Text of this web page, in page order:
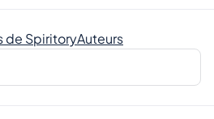
de SpiritoryAuteurs